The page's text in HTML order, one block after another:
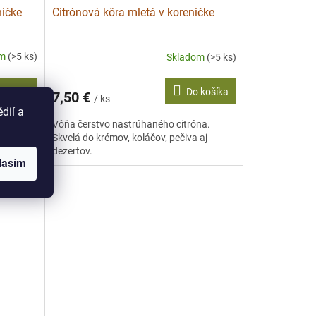
a
(>5 ks)
Citrónová kôra mletá v koreničke
Skladom (>5 ks)
7,50 € / ks
Do košíka
Vôňa čerstvo nastrúhaného citróna.
Skvelá do krémov, koláčov, pečiva aj
dezertov.